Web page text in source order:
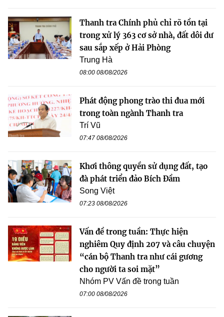
Thanh tra Chính phủ chỉ rõ tồn tại
trong xử lý 363 cơ sở nhà, đất dôi dư
sau sắp xếp ở Hải Phòng
Trung Hà
08:00 08/08/2026
Phát động phong trào thi đua mới
trong toàn ngành Thanh tra
Trí Vũ
07:47 08/08/2026
Khơi thông quyền sử dụng đất, tạo
đà phát triển đảo Bích Đầm
Song Việt
07:23 08/08/2026
Vấn đề trong tuần: Thực hiện
nghiêm Quy định 207 và câu chuyện
“cán bộ Thanh tra như cái gương
cho người ta soi mặt”
Nhóm PV Vấn đề trong tuần
07:00 08/08/2026